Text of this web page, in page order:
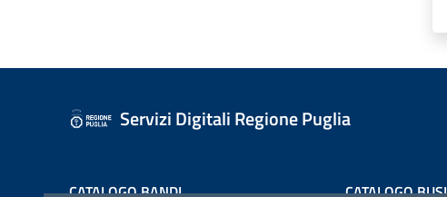
Servizi Digitali Regione Puglia
CATALOGO BANDI CATALOGO